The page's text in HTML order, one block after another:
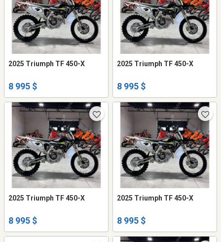
2025 Triumph TF 450-X
8 995 $
2025 Triumph TF 450-X
8 995 $
2025 Triumph TF 450-X
8 995 $
2025 Triumph TF 450-X
8 995 $